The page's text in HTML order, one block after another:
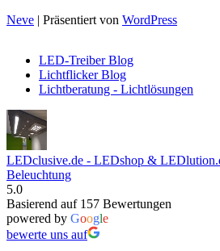
Neve | Präsentiert von WordPress
LED-Treiber Blog
Lichtflicker Blog
Lichtberatung - Lichtlösungen
LEDclusive.de - LEDshop &
Beleuchtung
5.0
Basierend auf 157 Bewertungen
powered by Google
bewerte uns auf